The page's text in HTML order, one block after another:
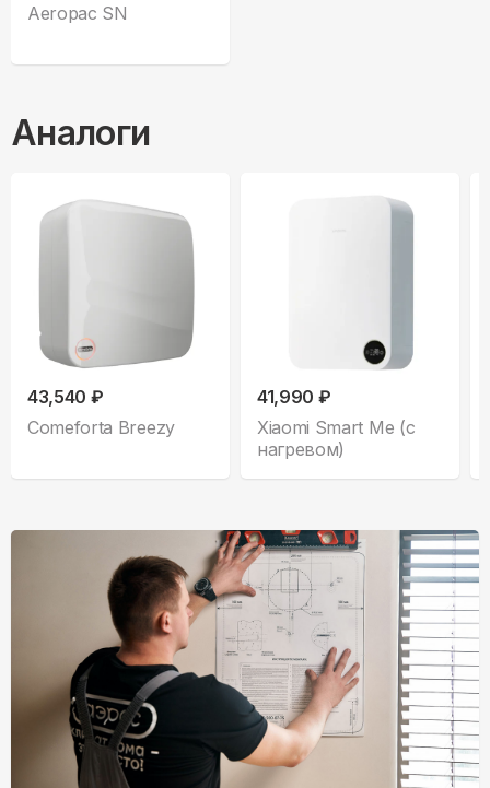
Aeropac SN
Аналоги
43,540 ₽
Comeforta Breezy
41,990 ₽
Xiaomi Smart Me (с
нагревом)